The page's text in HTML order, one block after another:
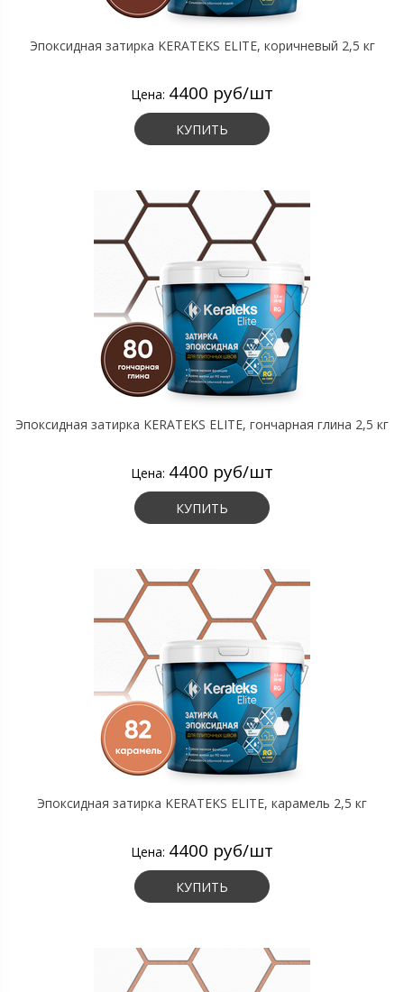
Эпоксидная затирка KERATEKS ELITE, коричневый 2,5 кг
Цена: 4400 руб/шт
КУПИТЬ
Эпоксидная затирка KERATEKS ELITE, гончарная глина 2,5 кг
Цена: 4400 руб/шт
КУПИТЬ
Эпоксидная затирка KERATEKS ELITE, карамель 2,5 кг
Цена: 4400 руб/шт
КУПИТЬ